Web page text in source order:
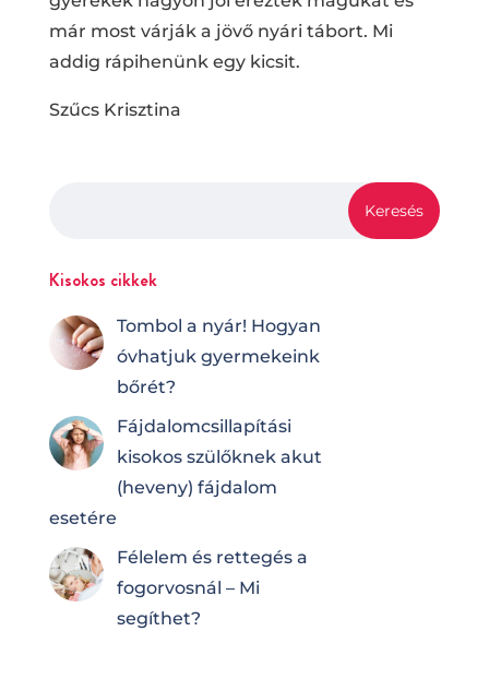
már most várják a jövő nyári tábort. Mi
addig rápihenünk egy kicsit.
Szűcs Krisztina
Kisokos cikkek
Tombol a nyár! Hogyan
óvhatjuk gyermekeink
bőrét?
Fájdalomcsilla­pí­tá­si
kisokos szülőknek akut
(heveny) fájdalom
esetére
Félelem és rettegés a
fogorvosnál – Mi
segíthet?